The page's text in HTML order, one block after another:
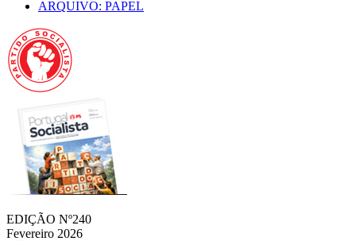
ARQUIVO: PAPEL
EDIÇÃO Nº240
Fevereiro 2026